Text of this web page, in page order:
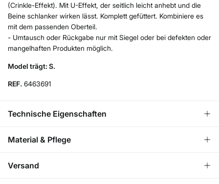
(Crinkle-Effekt). Mit U-Effekt, der seitlich leicht anhebt und die
Beine schlanker wirken lässt. Komplett gefüttert. Kombiniere es
mit dem passenden Oberteil.
- Umtausch oder Rückgabe nur mit Siegel oder bei defekten oder
mangelhaften Produkten möglich.
Model trägt: S.
REF. 6463691
Technische Eigenschaften
HIGH LEG
Bikinihose mit U‑Ausschnitt.
Material & Pflege
Material
Versand